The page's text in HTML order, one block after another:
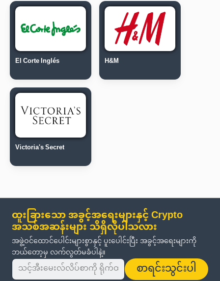
El Corte Inglés H&M
Victoria's Secret
ထူးခြားသော အခွင့်အရေးများနှင့် Crypto
အသစ်အဆန်းများ သိရှိလိုပါသလား
အဖွဲ့ဝင်ထောင်ပေါင်းများစွာနှင့် ပူးပေါင်းပြီး အခွင့်အရေးများကို
ဘယ်တော့မှ လက်လွတ်မခံပါနဲ့။
စာရင်းသွင်းပါ